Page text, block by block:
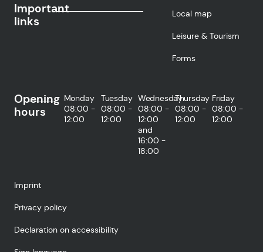
Important
links
Local map
Leisure & Tourism
Forms
Opening
hours
Monday
08:00 -
12:00
Tuesday
08:00 -
12:00
Wednesday
08:00 -
12:00
and
16:00 -
18:00
Thursday
08:00 -
12:00
Friday
08:00 -
12:00
Imprint
Privacy policy
Declaration on accessibility